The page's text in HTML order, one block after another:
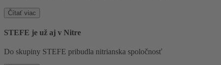
Čítať viac
STEFE je už aj v Nitre
Do skupiny STEFE pribudla nitrianska spoločnosť